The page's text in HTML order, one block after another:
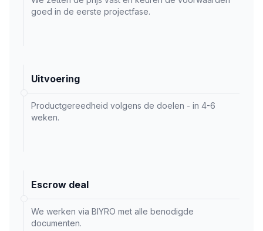
goed in de eerste projectfase.
Uitvoering
Productgereedheid volgens de doelen - in 4-6
weken.
Escrow deal
We werken via BIYRO met alle benodigde
documenten.